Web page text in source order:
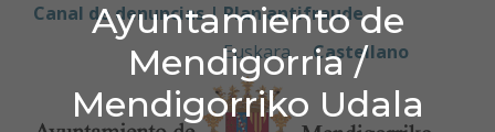
Ayuntamiento de
Mendigorria /
Mendigorriko Udala
Ir al contenido
Ayuntamiento de
Canal de denuncias | Plan antifraude
Euskara
Castellano